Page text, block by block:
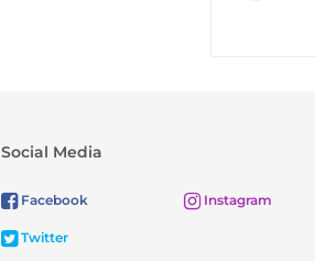
Social Media
Facebook Instagram
Twitter